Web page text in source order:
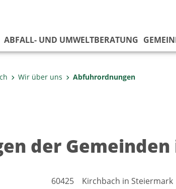
ABFALL- UND UMWELTBERATUNG
Wir über uns Abfuhrordnungen
der Gemeinden
60425 Kirchbach in Steiermark